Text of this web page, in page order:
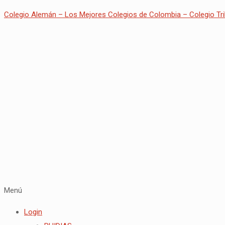
Colegio Alemán – Los Mejores Colegios de Colombia – Colegio
Menú
Login